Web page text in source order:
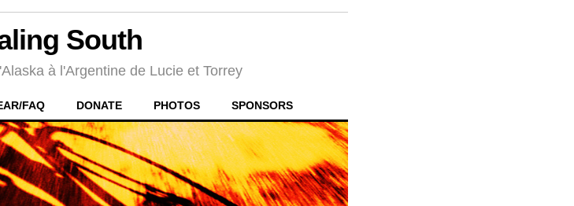
South
à l'Argentine de Lucie et Torrey
FAQ DONATE PHOTOS SPONSORS